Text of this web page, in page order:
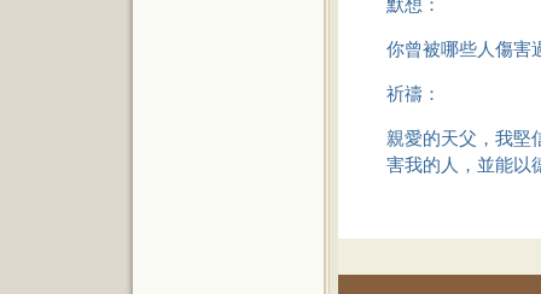
你曾被哪些人傷害
祈禱：
親愛的天父，我堅
害我的人，並能以